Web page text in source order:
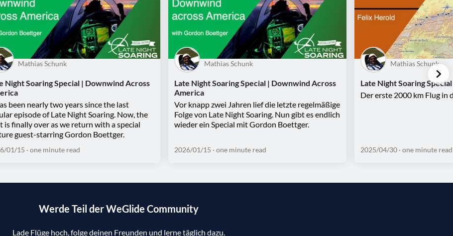
Mathias Schunk
Night Soaring Special | Downwind Across
been nearly two years since the last
episode of Late Night Soaring. Now, the
is finally over as we return with a special
guest-starring Gordon Boettger.
01/15 · one minute read
Mathias Schunk
Late Night Soaring Special | Downwind Across
America
Vor knapp zwei Jahren lief die letzte regelmäßige
Folge von Late Night Soaring. Nun gibt es endlich
wieder ein Special mit Gordon Boettger.
2026/01/15 · one minute read
Mathias Schunk
Late Night Soaring Special
Der erste 2000 km Flug in
2025/04/30 · one minute read
Werde Teil der WeGlide Community
Lade Flüge hoch, folge deinen Freunden und lerne täglich dazu.